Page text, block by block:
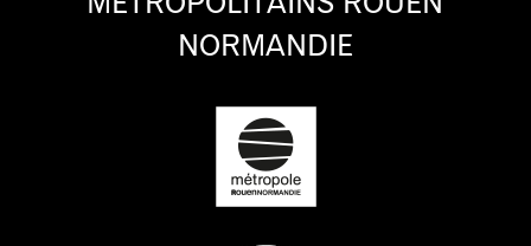
NORMANDIE